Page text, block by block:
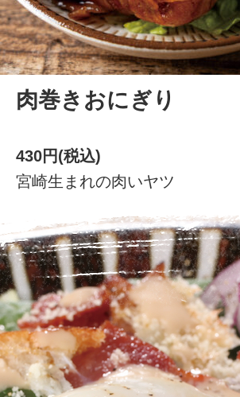
肉巻きおにぎり
430円(税込)
宮崎生まれの肉いヤツ